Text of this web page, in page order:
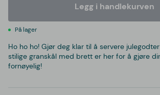
Legg i handlekurven
På lager
Ho ho ho! Gjør deg klar til å servere
stilige granskål med brett er her for å gjøre
fornøyelig!